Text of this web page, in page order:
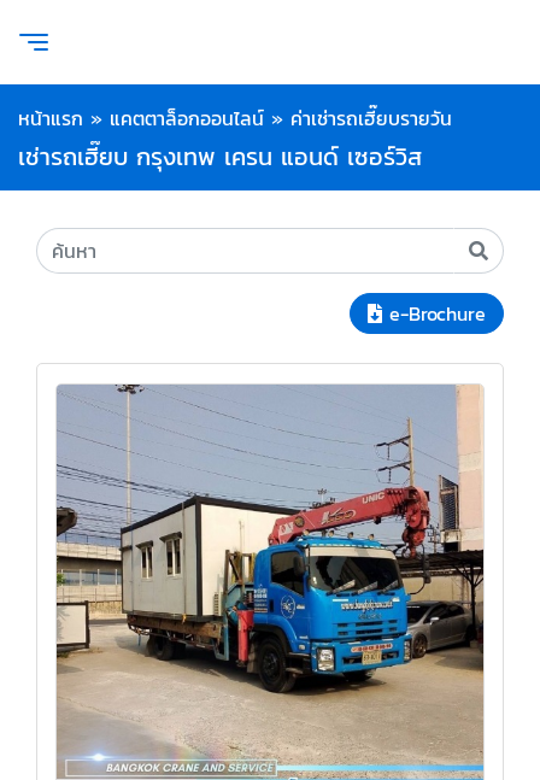
หน้าแรก » แคตตาล็อกออนไลน์ » ค่าเช่ารถเฮี๊ยบรายวัน
เช่ารถเฮี๊ยบ กรุงเทพ เครน แอนด์ เซอร์วิส
e-Brochure